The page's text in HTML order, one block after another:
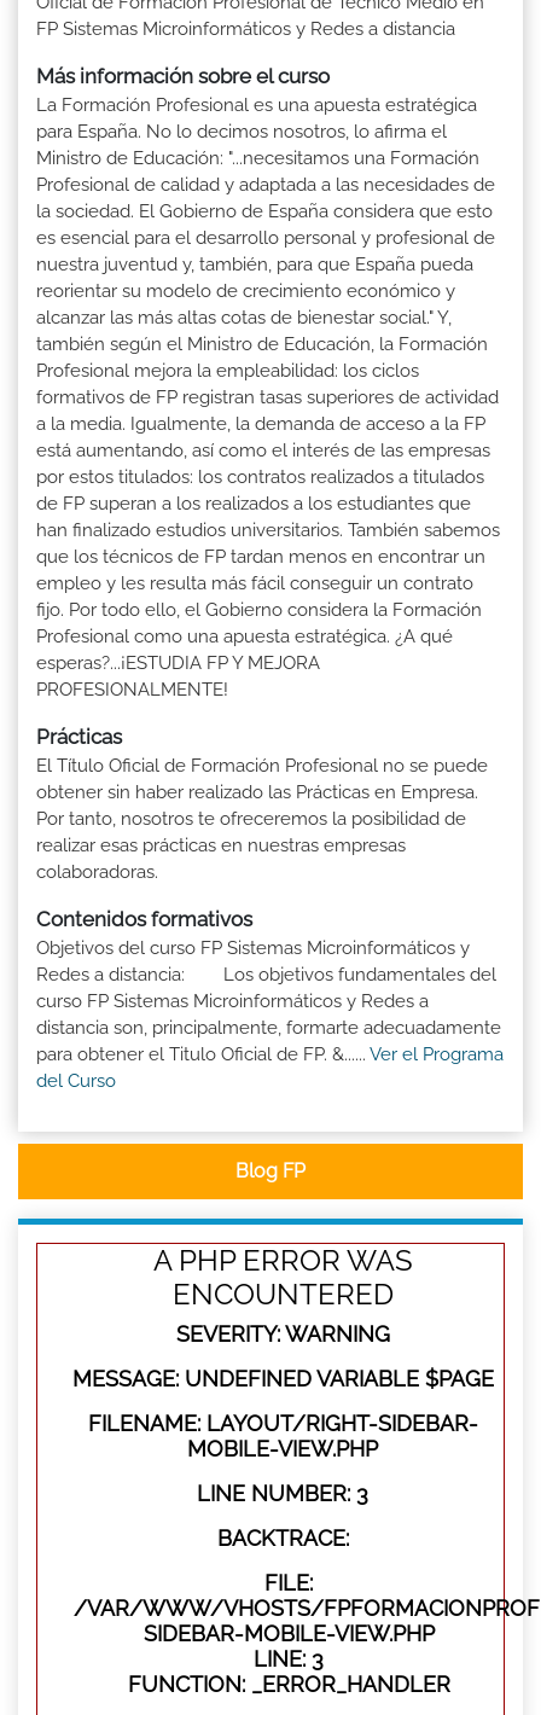
FP Sistemas Microinformáticos y Redes a distancia
Más información sobre el curso
La Formación Profesional es una apuesta estratégica
para España. No lo decimos nosotros, lo afirma el
Ministro de Educación: "...necesitamos una Formación
Profesional de calidad y adaptada a las necesidades de
la sociedad. El Gobierno de España considera que esto
es esencial para el desarrollo personal y profesional de
nuestra juventud y, también, para que España pueda
reorientar su modelo de crecimiento económico y
alcanzar las más altas cotas de bienestar social." Y,
también según el Ministro de Educación, la Formación
Profesional mejora la empleabilidad: los ciclos
formativos de FP registran tasas superiores de actividad
a la media. Igualmente, la demanda de acceso a la FP
está aumentando, así como el interés de las empresas
por estos titulados: los contratos realizados a titulados
de FP superan a los realizados a los estudiantes que
han finalizado estudios universitarios. También sabemos
que los técnicos de FP tardan menos en encontrar un
empleo y les resulta más fácil conseguir un contrato
fijo. Por todo ello, el Gobierno considera la Formación
Profesional como una apuesta estratégica. ¿A qué
esperas?...¡ESTUDIA FP Y MEJORA
PROFESIONALMENTE!
Prácticas
El Título Oficial de Formación Profesional no se puede
obtener sin haber realizado las Prácticas en Empresa.
Por tanto, nosotros te ofreceremos la posibilidad de
realizar esas prácticas en nuestras empresas
colaboradoras.
Contenidos formativos
Objetivos del curso FP Sistemas Microinformáticos y
Redes a distancia: Los objetivos fundamentales del
curso FP Sistemas Microinformáticos y Redes a
distancia son, principalmente, formarte adecuadamente
para obtener el Titulo Oficial de FP. &...... Ver el Programa
del Curso
Blog FP
A PHP ERROR WAS
ENCOUNTERED
SEVERITY: WARNING
MESSAGE: UNDEFINED VARIABLE $PAGE
FILENAME: LAYOUT/RIGHT-SIDEBAR-
MOBILE-VIEW.PHP
LINE NUMBER: 3
BACKTRACE:
FILE:
/VAR/WWW/VHOSTS/
SIDEBAR-MOBILE-VIEW.PHP
LINE: 3
FUNCTION: _ERROR_HANDLER